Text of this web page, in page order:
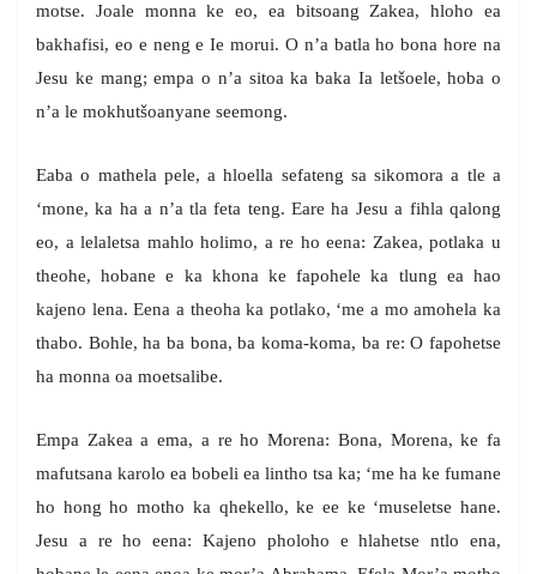
motse. Joale monna ke eo, ea bitsoang Zakea, hloho ea
bakhafisi, eo e neng e Ie morui. O n’a batla ho bona hore na
Jesu ke mang; empa o n’a sitoa ka baka Ia letšoele, hoba o
n’a le mokhutšoanyane seemong.
Eaba o mathela pele, a hloella sefateng sa sikomora a tle a
‘mone, ka ha a n’a tla feta teng. Eare ha Jesu a fihla qalong
eo, a lelaletsa mahlo holimo, a re ho eena: Zakea, potlaka u
theohe, hobane e ka khona ke fapohele ka tlung ea hao
kajeno lena. Eena a theoha ka potlako, ‘me a mo amohela ka
thabo. Bohle, ha ba bona, ba koma-koma, ba re: O fapohetse
ha monna oa moetsalibe.
Empa Zakea a ema, a re ho Morena: Bona, Morena, ke fa
mafutsana karolo ea bobeli ea lintho tsa ka; ‘me ha ke fumane
ho hong ho motho ka qhekello, ke ee ke ‘museletse hane.
Jesu a re ho eena: Kajeno pholoho e hlahetse ntlo ena,